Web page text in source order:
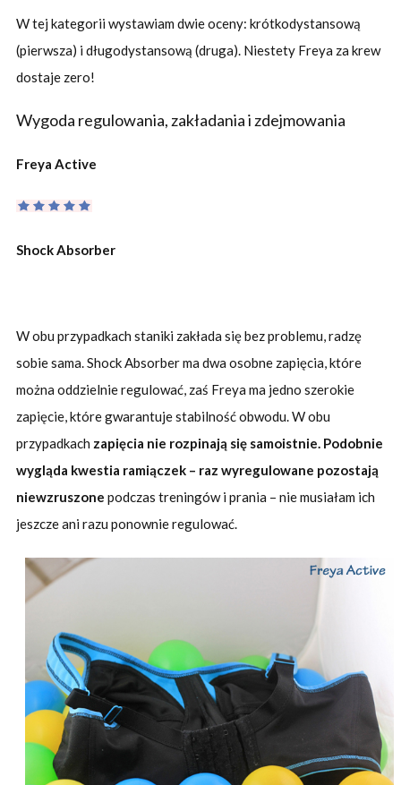
W tej kategorii wystawiam dwie oceny: krótkodystansową
(pierwsza) i długodystansową (druga). Niestety Freya za krew
dostaje zero!
Wygoda regulowania, zakładania i zdejmowania
Freya Active
Shock Absorber
W obu przypadkach staniki zakłada się bez problemu, radzę
sobie sama. Shock Absorber ma dwa osobne zapięcia, które
można oddzielnie regulować, zaś Freya ma jedno szerokie
zapięcie, które gwarantuje stabilność obwodu. W obu
przypadkach zapięcia nie rozpinają się samoistnie. Podobnie
wygląda kwestia ramiączek – raz wyregulowane pozostają
niewzruszone podczas treningów i prania – nie musiałam ich
jeszcze ani razu ponownie regulować.